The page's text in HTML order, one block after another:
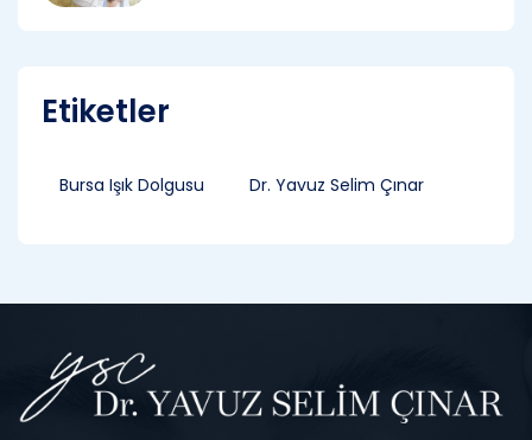
Etiketler
Bursa Işık Dolgusu Dr. Yavuz Selim Çınar